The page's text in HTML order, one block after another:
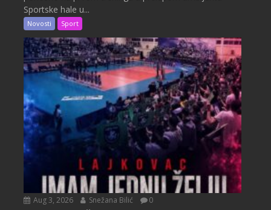
Sportske hale u...
Novosti Sport
Aug 3, 2026 Snežana Bilić 0